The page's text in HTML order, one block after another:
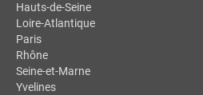
Hauts-de-Seine
Loire-Atlantique
Paris
Rhône
Seine-et-Marne
Yvelines